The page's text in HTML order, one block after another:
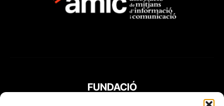
FUNDACIÓ